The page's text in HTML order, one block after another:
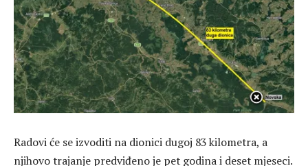
Radovi će se izvoditi na dionici dugoj 83 kilometra, a
njihovo trajanje predviđeno je pet godina i deset mjeseci.